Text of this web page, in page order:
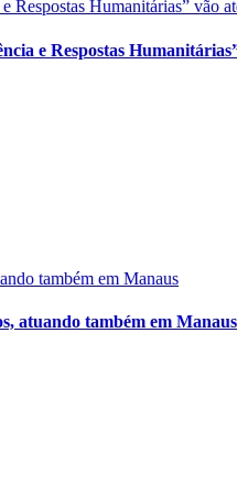
Respostas Humanitárias” vão
e Respostas
também em Manaus
atuando também em Manaus